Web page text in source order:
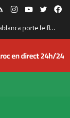
RSS InstagramYouTube
La Bourse de Casablanca porte le flottant de CIH Bank à 35 %